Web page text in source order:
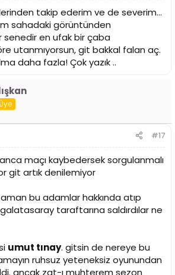
takip ederim ve de severim...
sahadaki görüntünden
senedir en ufak bir çaba
utanmıyorsun, git bakkal falan aç.
daha fazla! Çok yazık ..
#17
maçı kaybedersek sorgulanmalı
git artık denilemiyor
aman bu adamlar hakkında atıp
taraftarına saldırdılar ne
umut tınay. gitsin de nereye bu
ruhsuz yeteneksiz oyunundan